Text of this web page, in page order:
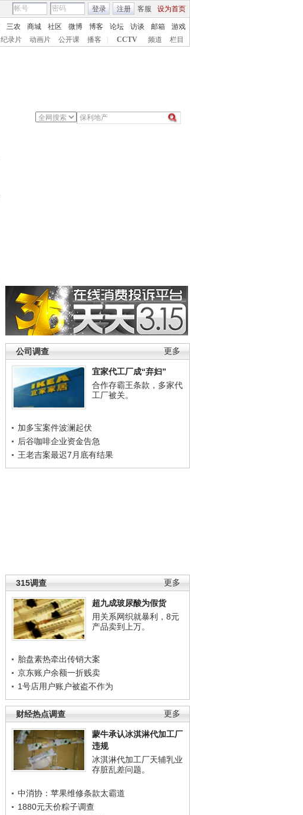
客服 设为首页
登录 注册
三农 商城 社区 微博 博客 论坛 访谈 邮箱
游戏
纪录片 动画片 公开课 播客 CCTV 频道 栏目
更多
公司调查
宜家代工厂成“弃妇”
合作存霸王条款，多家代
工厂被关。
加多宝案件波澜起伏
后谷咖啡企业资金告急
王老吉案最迟7月底有结果
更多
315调查
超九成玻尿酸为假货
用关系网织就暴利，8元
产品卖到上万。
胎盘素热牵出传销大案
京东账户余额一折贱卖
1号店用户账户被盗不作为
更多
财经热点调查
蒙牛承认冰淇淋代加工厂
违规
冰淇淋代加工厂天辅乳业
存脏乱差问题。
中消协：苹果维修条款太霸道
1880元天价粽子调查